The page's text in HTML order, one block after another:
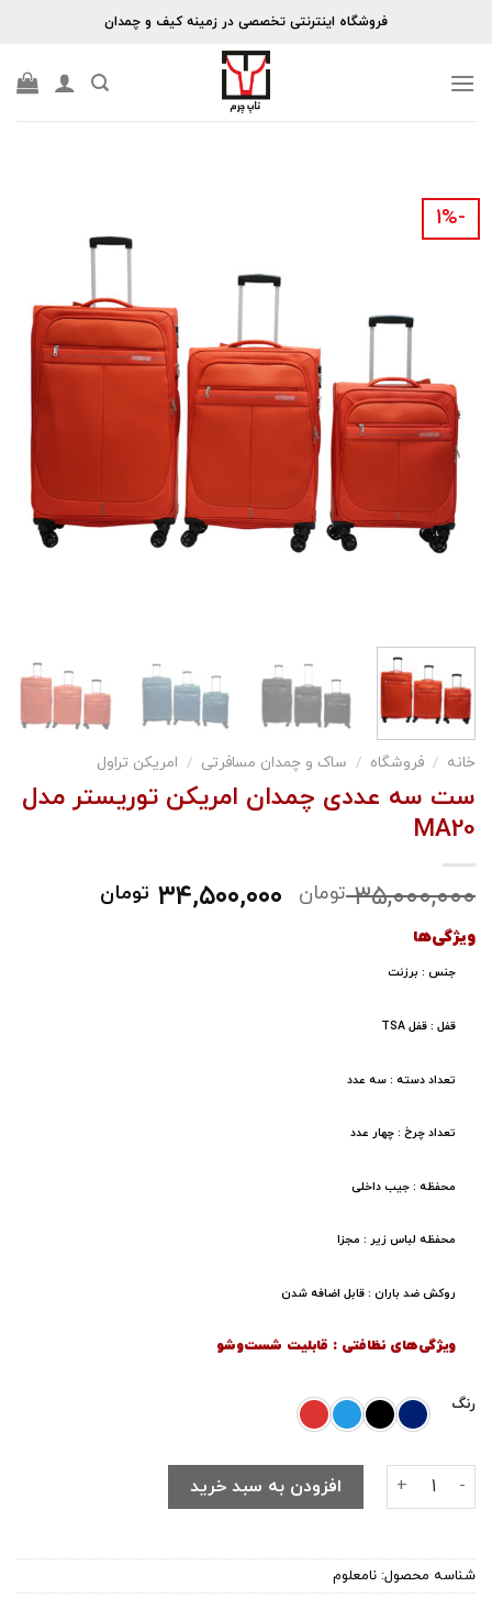
فروشگاه اینترنتی تخصصی در زمینه کیف و چمدان
-۱%
خانه / فروشگاه / ساک و چمدان مسافرتی / امریکن تراول
ست سه عددی چمدان امریکن توریستر مدل
MA20
۳۵,۰۰۰,۰۰۰ تومان ۳۴,۵۰۰,۰۰۰ تومان
ویژگی‌ها
جنس : برزنت
قفل : قفل TSA
تعداد دسته : سه عدد
تعداد چرخ : چهار عدد
محفظه : جیب داخلی
محفظه لباس زیر : مجزا
روکش ضد باران : قابل اضافه شدن
ویژگی‌های نظافتی : قابلیت شست‌وشو
رنگ
ست سه عددی چمدان امریکن توریستر مدل MA20 عدد
افزودن به سبد خرید
شناسه محصول: نامعلوم